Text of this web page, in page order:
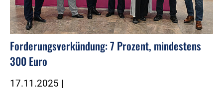
Forderungsverkündung: 7 Prozent, mindestens
300 Euro
17.11.2025 |